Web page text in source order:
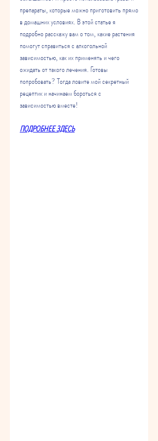
препараты, которые можно приготовить прямо
в домашних условиях. В этой статье я
подробно расскажу вам о том, какие растения
помогут справиться с алкогольной
зависимостью, как их применять и чего
ожидать от такого лечения. Готовы
попробовать? Тогда ловите мой секретный
рецептик и начинаем бороться с
зависимостью вместе!
ПОДРОБНЕЕ ЗДЕСЬ